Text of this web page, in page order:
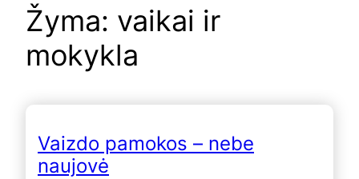
Žyma: vaikai ir
mokykla
Vaizdo pamokos – nebe
naujovė